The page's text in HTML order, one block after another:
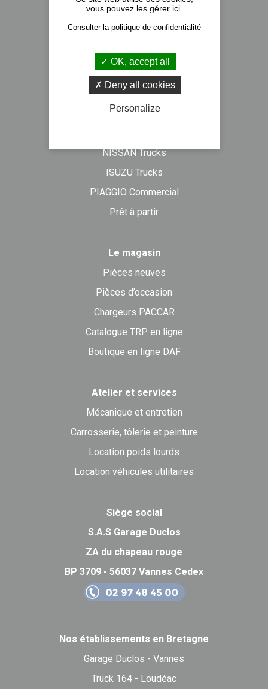
Nos implantations
Recrutement
Actualités
Formulaire de contact
Véhicules neufs
NISSAN Trucks
ISUZU Trucks
PIAGGIO Commercial
Prêt à partir
Le magasin
Pièces neuves
Pièces d’occasion
Chargeurs PACCAR
Catalogue TRP en ligne
Boutique en ligne DAF
Atelier et services
Mécanique et entretien
Carrosserie, tôlerie et peinture
Location poids lourds
Location véhicules utilitaires
Siège social
S.A.S Garage Duclos
ZA du chapeau rouge
BP 3709 - 56037 Vannes Cedex
Nos établissements en Bretagne
Garage Duclos - Vannes
Truck 164 - Loudéac
vous pouvez les gérer ici.
Consulter la politique de confidentialité
OK, accept all
Deny all cookies
Personalize